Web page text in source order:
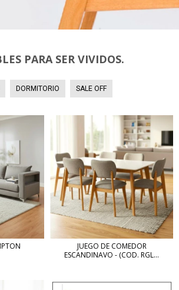
PARA SER VIVIDOS.
DORMITORIO SALE OFF
JUEGO DE COMEDOR
ESCANDINAVO - (COD. RGL...